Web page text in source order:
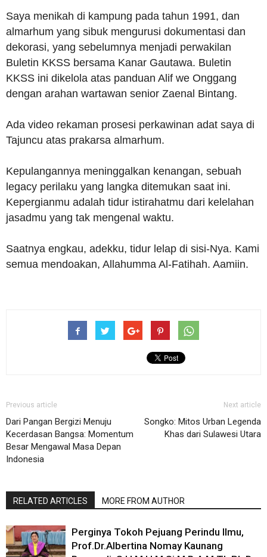
Saya menikah di kampung pada tahun 1991, dan
almarhum yang sibuk mengurusi dokumentasi dan
dekorasi, yang sebelumnya menjadi perwakilan
Buletin KKSS bersama Kanar Gautawa. Buletin
KKSS ini dikelola atas panduan Alif we Onggang
dengan arahan wartawan senior Zaenal Bintang.
Ada video rekaman prosesi perkawinan adat saya di
Tajuncu atas prakarsa almarhum.
Kepulangannya meninggalkan kenangan, sebuah
legacy perilaku yang langka ditemukan saat ini.
Kepergianmu adalah tidur istirahatmu dari kelelahan
jasadmu yang tak mengenal waktu.
Saatnya engkau, adekku, tidur lelap di sisi-Nya. Kami
semua mendoakan, Allahumma Al-Fatihah. Aamiin.
Previous article
Dari Pangan Bergizi Menuju
Kecerdasan Bangsa: Momentum
Besar Mengawal Masa Depan
Indonesia
Next article
Songko: Mitos Urban Legenda
Khas dari Sulawesi Utara
RELATED ARTICLES MORE FROM AUTHOR
Perginya Tokoh Pejuang Perindu Ilmu,
Prof.Dr.Albertina Nomay Kaunang